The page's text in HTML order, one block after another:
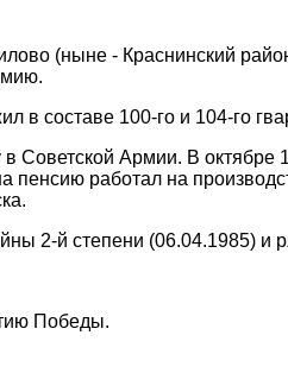
(ныне - Краснинский
в составе 100-го и 104-го
Советской Армии. В октябре
работал на
2-й степени (06.04.1985) и
Победы.